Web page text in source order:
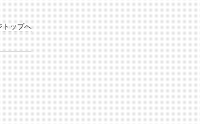
ップへ